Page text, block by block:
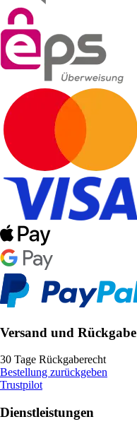
Versand und Rückgabe
30 Tage Rückgaberecht
Bestellung zurückgeben
Trustpilot
Dienstleistungen